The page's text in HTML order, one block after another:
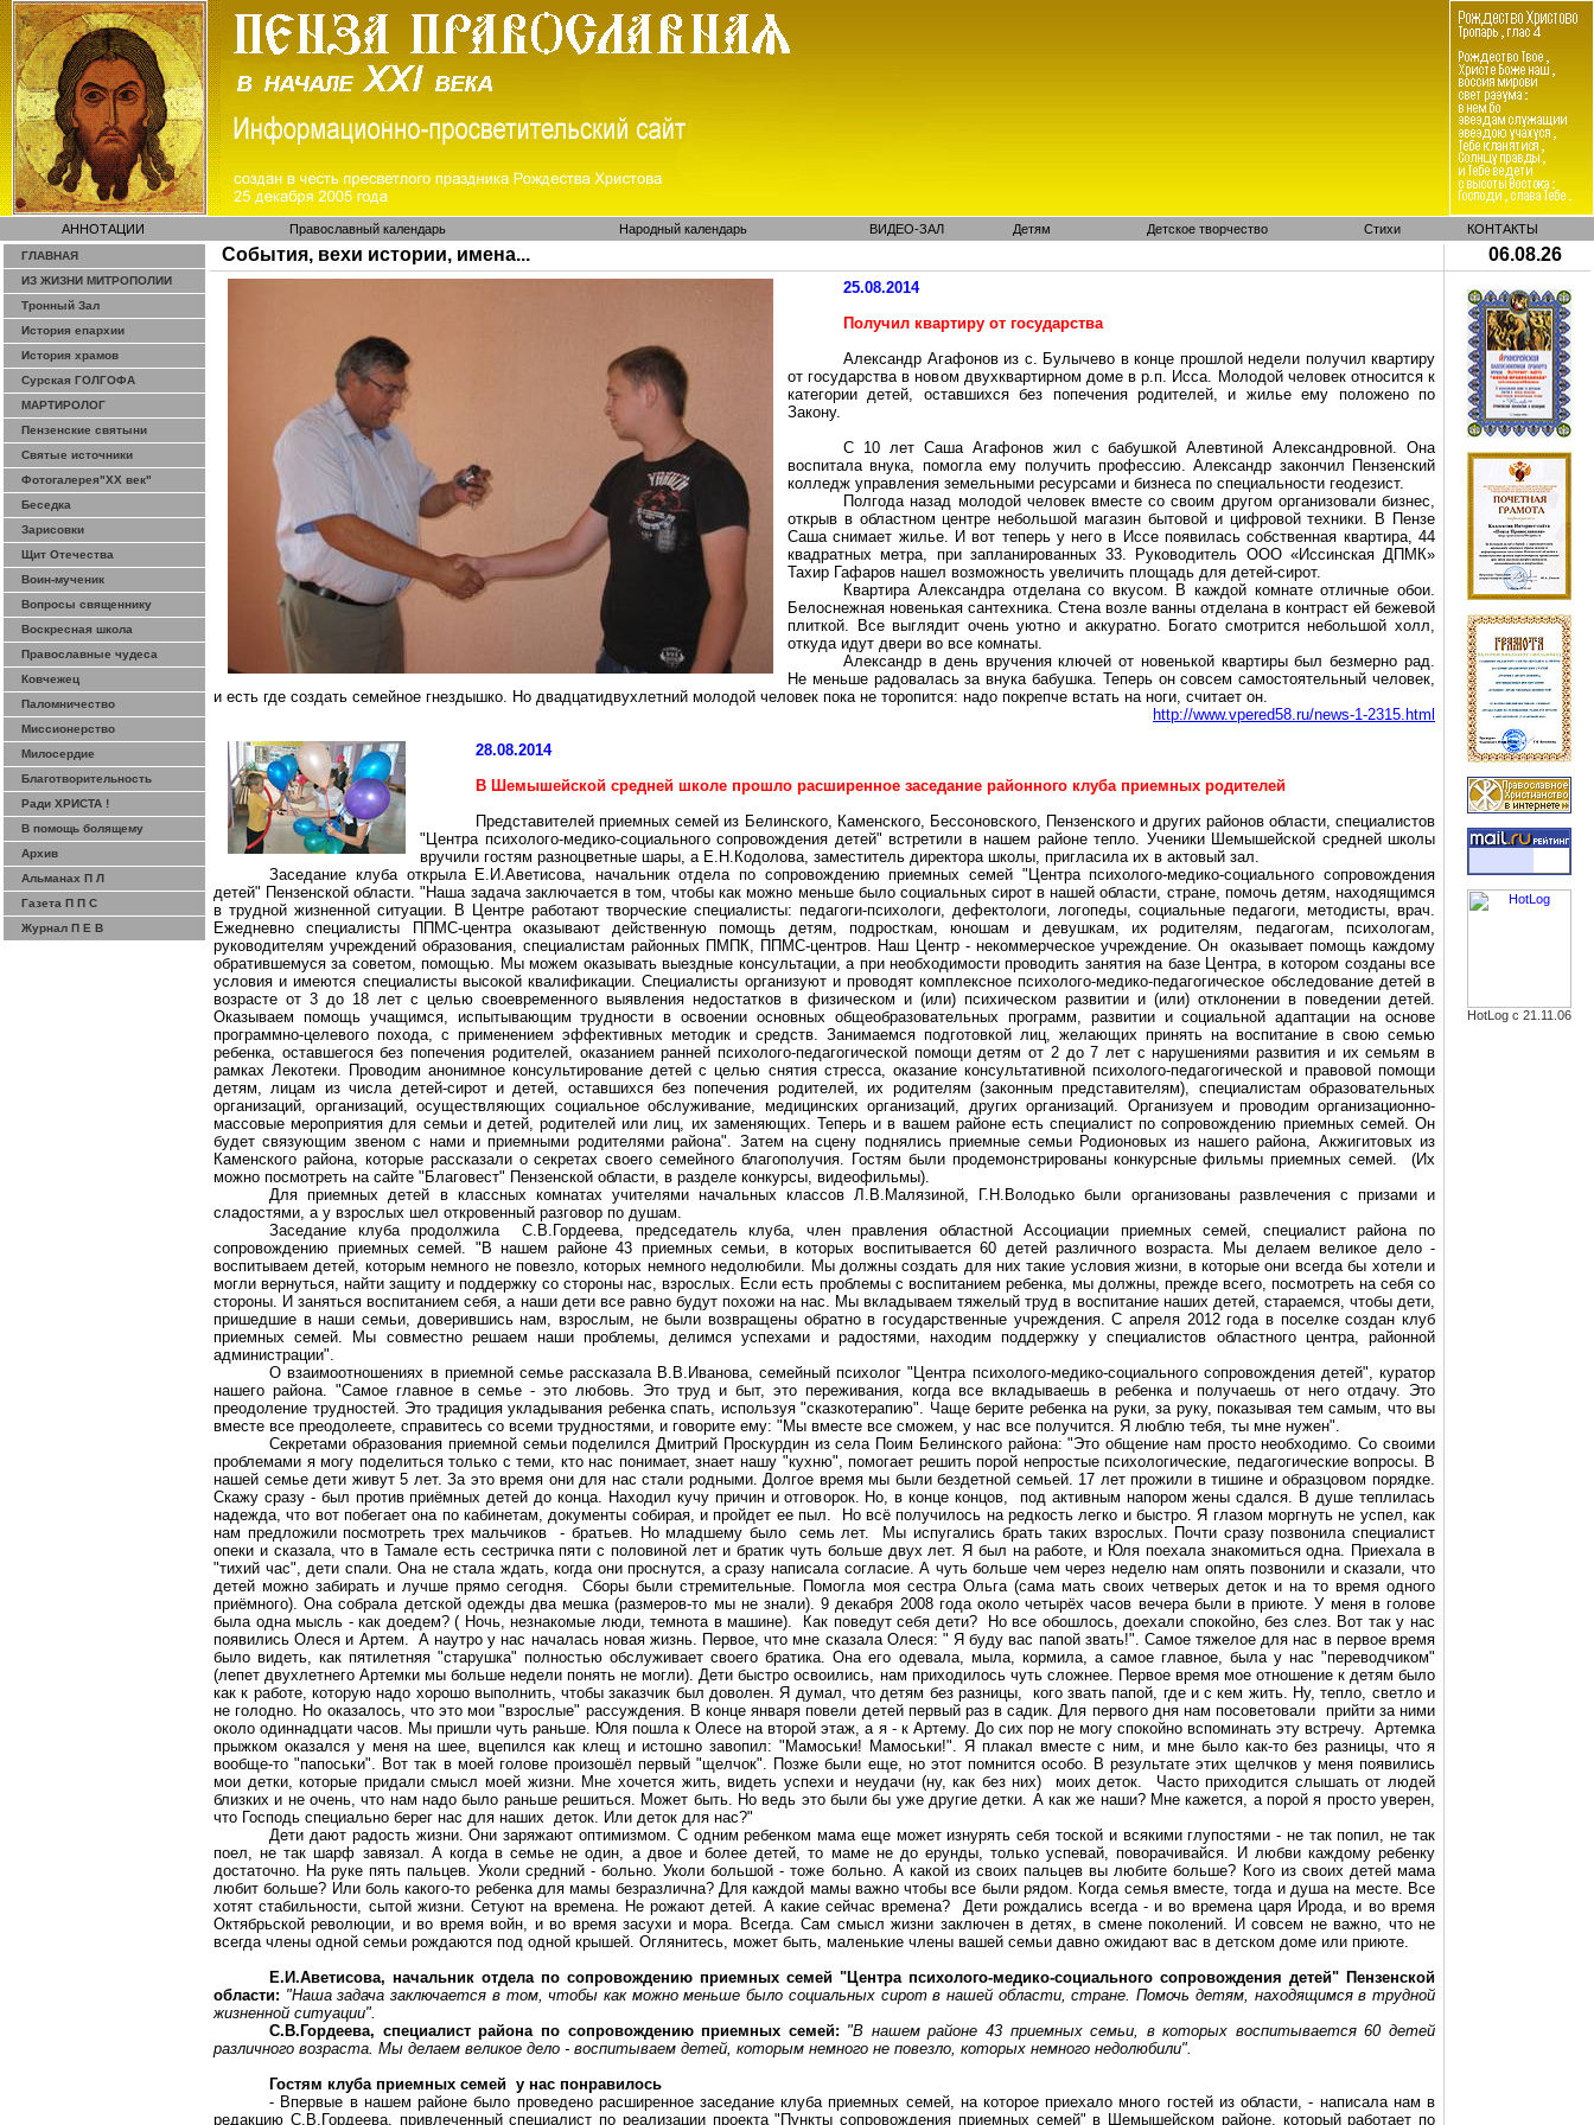
АННОТАЦИИ Православный календарь Народный календарь ВИДЕО-ЗАЛ Детям Детское творчество Стихи КОНТАКТЫ
ГЛАВНАЯ
ИЗ ЖИЗНИ МИТРОПОЛИИ
Тронный Зал
История епархии
История храмов
Сурская ГОЛГОФА
МАРТИРОЛОГ
Пензенские святыни
Святые источники
Фотогалерея"ХХ век"
Беседка
Зарисовки
Щит Отечества
Воин-мученик
Вопросы священнику
Воскресная школа
Православные чудеса
Ковчежец
Паломничество
Миссионерство
Милосердие
Благотворительность
Ради ХРИСТА !
В помощь болящему
Архив
Альманах П Л
Газета П П С
Журнал П Е В
События, вехи истории, имена... 06.08.26
25.08.2014
Получил квартиру от государства
Александр Агафоновиз с. Булычево вконце прошлой недели получил квартиру
от государства в новом двухквартирном доме в р.п. Исса. Молодой человек относится к
категории детей, оставшихся без попечения родителей, и жилье ему положено по
Закону.
С 10 лет Саша Агафонов жил с бабушкой Алевтиной Александровной. Она
воспитала внука, помогла ему получить профессию. Александр закончил Пензенский
колледж управления земельными ресурсами и бизнеса по специальности геодезист.
Полгода назад молодой человек вместе со своим другом организовали бизнес,
открыв в областном центре небольшой магазин бытовой и цифровой техники. В Пензе
Саша снимает жилье. И вот теперь у него в Иссепоявилась собственная квартира, 44
квадратных метра, при запланированных 33. Руководитель ООО «ИссинскаяДПМК»
Тахир Гафаров нашел возможность увеличить площадь для детей-сирот.
Квартира Александра отделана со вкусом. В каждой комнате отличные обои.
Белоснежная новенькая сантехника. Стена возле ванны отделана в контраст ей бежевой
плиткой. Все выглядит очень уютно и аккуратно. Богато смотрится небольшой холл,
откуда идут двери во все комнаты.
Александр в день вручения ключей от новенькой квартиры был безмерно рад.
Не меньше радовалась за внука бабушка. Теперь он совсем самостоятельный человек,
и есть где создать семейное гнездышко. Но двадцатидвухлетний молодой человек пока не торопится: надо покрепче встать на ноги, считает он.
http://www.vpered58.ru/news-1-2315.html
28.08.2014
В Шемышейской средней школе прошло расширенное заседание районного клуба приемных родителей
Представителей приемных семей из Белинского, Каменского, Бессоновского, Пензенского и других районов области, специалистов
"Центра психолого-медико-социальногосопровождения детей" встретили в нашем районе тепло. Ученики Шемышейской средней школы
вручили гостям разноцветные шары, а Е.Н.Кодолова, заместитель директора школы, пригласила их в актовый зал.
Заседание клуба открыла Е.И.Аветисова, начальник отдела по сопровождению приемных семей "Центрапсихолого-медико-социального сопровождения
детей" Пензенской области. "Наша задача заключается в том, чтобы как можно меньше было социальных сирот в нашей области, стране, помочь детям, находящимся
в трудной жизненной ситуации. В Центре работают творческие специалисты: педагоги-психологи, дефектологи, логопеды, социальные педагоги, методисты, врач.
Ежедневно специалисты
ППМС-центраоказывают действенную помощь детям, подросткам, юношам и девушкам, их родителям, педагогам, психологам,
руководителям учреждений образования, специалистам районных ПМПК, ППМС-центров. Наш Центр - некоммерческое учреждение. Он оказывает помощь каждому
обратившемуся за советом, помощью. Мы можем оказывать выездные консультации, а при необходимости проводить занятия на базе Центра, в котором созданы все
условия и имеются специалисты высокой квалификации. Специалисты организуют и проводят комплексноепсихолого-медико-педагогическое обследование детей в
возрасте от 3 до 18 лет с целью своевременного выявления недостатков в физическом и (или) психическом развитии и (или) отклонении в поведении детей.
Оказываем помощь учащимся, испытывающим трудности в освоении основных общеобразовательных программ, развитии и социальной адаптации на основе
программно-целевого похода, с применением эффективных методик и средств. Занимаемся подготовкой лиц, желающих принять на воспитание в свою семью
ребенка, оставшегося без попечения родителей, оказанием ранней психолого-педагогической помощи детям от 2 до 7 лет с нарушениями развития и их семьям в
рамкахЛекотеки. Проводим анонимное консультирование детей с целью снятия стресса, оказание консультативной психолого-педагогической и правовой помощи
детям, лицам из числа детей-сирот и детей, оставшихся без попечения родителей, их родителям (законным представителям), специалистам образовательных
организаций, организаций, осуществляющих социальное обслуживание, медицинских организаций, других организаций. Организуем и проводим организационно-
массовые мероприятия для семьи и детей, родителей или лиц, их заменяющих. Теперь и в вашем районе есть специалист по сопровождению приемных семей. Он
будет связующим звеном с нами и приемными родителями района". Затем на сцену поднялись приемные семьи Родионовых из нашего района, Акжигитовыхиз
Каменского района, которые рассказали о секретах своего семейного благополучия. Гостям были продемонстрированы конкурсные фильмы приемных семей. (Их
можно посмотреть на сайте "Благовест" Пензенской области, в разделе конкурсы, видеофильмы).
Для приемных детей в классных комнатах учителями начальных классовЛ.В.Малязиной, Г.Н.Володько были организованы развлечения с призами и
сладостями, а у взрослых шел откровенный разговор по душам.
Заседание клуба продолжила С.В.Гордеева, председатель клуба, член правления областной Ассоциации приемных семей, специалист района по
сопровождению приемных семей. "В нашем районе 43 приемных семьи, в которых воспитывается 60 детей различного возраста. Мы делаем великое дело -
воспитываем детей, которым немного не повезло, которых немногонедолюбили. Мы должны создать для них такие условия жизни, в которые они всегда бы хотели и
могли вернуться, найти защиту и поддержку со стороны нас, взрослых. Если есть проблемы с воспитанием ребенка, мы должны, прежде всего, посмотреть на себя со
стороны. И заняться воспитанием себя, а наши дети все равно будут похожи на нас. Мы вкладываем тяжелый труд в воспитание наших детей, стараемся, чтобы дети,
пришедшие в наши семьи, доверившись нам, взрослым, не были возвращены обратно в государственные учреждения. С апреля 2012 года в поселке создан клуб
приемных семей. Мы совместно решаем наши проблемы, делимся успехами и радостями, находим поддержку у специалистов областного центра, районной
администрации".
О взаимоотношениях в приемной семье рассказала В.В.Иванова, семейный психолог "Центра психолого-медико-социальногосопровождения детей", куратор
нашего района. "Самое главное в семье - это любовь. Это труд и быт, это переживания, когда все вкладываешь в ребенка и получаешь от него отдачу. Это
преодоление трудностей. Это традиция укладывания ребенка спать, используя "сказкотерапию". Чаще берите ребенка на руки, за руку, показывая тем самым, что вы
вместе все преодолеете, справитесь со всеми трудностями, и говорите ему: "Мы вместе все сможем, у нас все получится. Я люблю тебя, ты мне нужен".
Секретами образования приемной семьиподелился Дмитрий Проскурдиниз села Поим Белинского района: "Это общение нам просто необходимо. Со своими
проблемами я могу поделиться только с теми, кто нас понимает, знает нашу "кухню", помогает решить порой непростые психологические, педагогические вопросы. В
нашей семье дети живут 5 лет. За это время они для нас стали родными. Долгое время мы были бездетной семьей. 17 лет прожили в тишине и образцовом порядке.
Скажу сразу - был против приёмных детей до конца. Находил кучу причин и отговорок. Но, в конце концов, под активным напором жены сдался. В душе теплилась
надежда, что вот побегает она по кабинетам,документы собирая, и пройдет ее пыл. Но всё получилось на редкость легко и быстро. Я глазом моргнуть не успел, как
нам предложили посмотреть трех мальчиков - братьев. Но младшему было семь лет. Мы испугались брать таких взрослых. Почти сразупозвониласпециалист
опеки и сказала, что в Тамале есть сестричка пяти с половиной лет и братик чуть больше двух лет. Я был на работе, и Юля поехала знакомиться одна. Приехала в
"тихий час", дети спали. Она не стала ждать, когда они проснутся, а сразу написала согласие. А чуть больше чем через неделю нам опять позвонили и сказали, что
детей можно забирать и лучше прямо сегодня. Сборы были стремительные. Помогла моя сестра Ольга (сама мать своих четверых деток и на то время одного
приёмного). Она собрала детской одежды два мешка (размеров-то мы не знали). 9 декабря 2008 года около четырёх часов вечера были в приюте. У меня в голове
была одна мысль - как доедем? ( Ночь, незнакомые люди, темнота в машине). Как поведут себя дети? Но все обошлось, доехали спокойно, без слез. Вот так у нас
появились Олеся и Артем. А наутро у нас началась новая жизнь. Первое, что мне сказала Олеся: " Я буду вас папой звать!". Самое тяжелое для нас в первое время
было видеть, как пятилетняя "старушка" полностью обслуживает своего братика. Она его одевала, мыла, кормила, а самое главное, была у нас "переводчиком"
(лепет двухлетнего Артемки мы больше недели понять не могли). Дети быстро освоились, нам приходилось чуть сложнее. Первое время мое отношение к детям было
как к работе, которую надо хорошо выполнить, чтобы заказчик был доволен. Я думал, что детям без разницы, кого звать папой, где и с кем жить. Ну, тепло, светло и
не голодно. Но оказалось, что это мои "взрослые" рассуждения. В конце января повели детей первый раз в садик. Для первого дня нам посоветовали прийти за ними
около одиннадцати часов. Мы пришли чуть раньше. Юля пошла к Олесе на второй этаж, а я - к Артему. До сих пор не могу спокойно вспоминать эту встречу. Артемка
прыжком оказался у меня на шее, вцепился как клещ и истошно завопил: " Мамоськи! Мамоськи!". Я плакал вместе с ним, и мне было как-то без разницы, что я
вообще-то "папоськи". Вот так в моей голове произошёл первый "щелчок". Позже были еще, но этот помнится особо. В результате этих щелчков у меня появились
мои детки, которые придали смысл моей жизни. Мне хочется жить, видеть успехи и неудачи (ну, как без них) моих деток. Часто приходится слышать от людей
близких и не очень, что нам надо было раньше решиться. Может быть. Но ведь это были бы уже другие детки. А как же наши? Мне кажется, а порой я просто уверен,
что Господь специально берег нас для наших деток. Или деток для нас?"
Дети дают радость жизни. Они заряжают оптимизмом. С одним ребенком мама еще может изнурять себя тоской и всякими глупостями - не так попил, не так
поел, не так шарф завязал. А когда в семье не один, а двое и более детей, то маме не до ерунды, только успевай, поворачивайся. И любви каждому ребенку
достаточно. На руке пять пальцев. Уколи средний - больно. Уколи большой - тоже больно. А какой из своих пальцев вы любите больше? Кого из своих детей мама
любит больше? Или боль какого-то ребенка для мамы безразлична? Для каждой мамы важно чтобы все были рядом. Когда семья вместе, тогда и душа на месте. Все
хотят стабильности, сытой жизни. Сетуют на времена. Не рожают детей. А какие сейчас времена? Дети рождались всегда - и во времена царя Ирода, и во время
Октябрьской революции, и во время войн, и во время засухи и мора. Всегда. Сам смысл жизни заключен в детях, в смене поколений. И совсем не важно, что не
всегда члены одной семьи рождаются под одной крышей. Оглянитесь, может быть, маленькие члены вашей семьи давно ожидают вас в детском доме или приюте.
Е.И.Аветисова, начальник отдела по сопровождению приемных семей "Центрапсихолого-медико-социального сопровождения детей" Пензенской
области: "Наша задача заключается в том, чтобы как можно меньше было социальных сирот в нашей области, стране. Помочь детям, находящимся в трудной
жизненной ситуации".
С.В.Гордеева, специалист района по сопровождению приемных семей: "В нашем районе 43 приемных семьи, в которых воспитывается 60 детей
различного возраста. Мы делаем великое дело - воспитываем детей, которым немного не повезло, которых немного недолюбили".
Гостям клуба приемных семей у нас понравилось
- Впервые в нашем районе было проведено расширенное заседание клуба приемных семей, на которое приехало много гостей из области, - написала нам в
редакцию С.В.Гордеева, привлеченный специалист по реализации проекта "Пункты сопровождения приемных семей" в Шемышейском районе, который работает по
HotLog с 21.11.06